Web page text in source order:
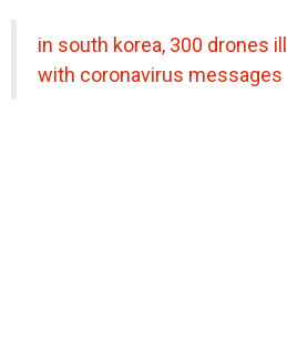
in south korea, 300 drones
with coronavirus messages